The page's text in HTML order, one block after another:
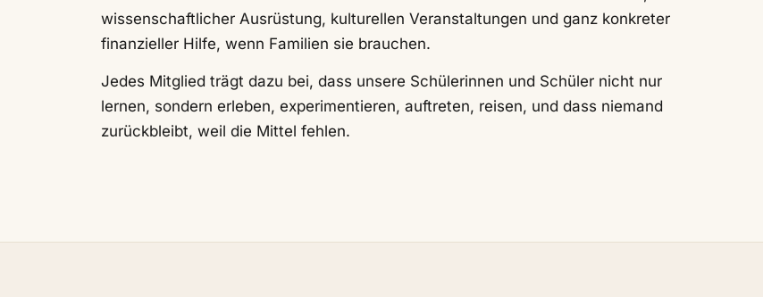
wissenschaftlicher Ausrüstung, kulturellen Veranstaltungen und ganz konkreter
finanzieller Hilfe, wenn Familien sie brauchen.
Jedes Mitglied trägt dazu bei, dass unsere Schülerinnen und Schüler nicht nur
lernen, sondern erleben, experimentieren, auftreten, reisen, und dass niemand
zurückbleibt, weil die Mittel fehlen.